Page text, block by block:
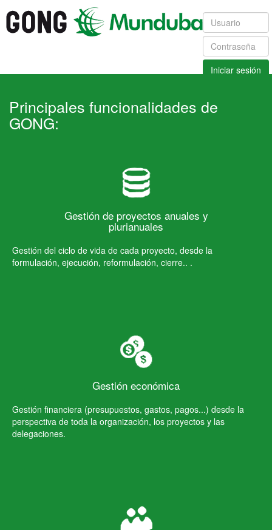
Iniciar sesión
Principales funcionalidades de
GONG:
Gestión de proyectos anuales y
plurianuales
Gestión del ciclo de vida de cada proyecto, desde la
formulación, ejecución, reformulación, cierre.. .
Gestión económica
Gestión financiera (presupuestos, gastos, pagos...) desde la
perspectiva de toda la organización, los proyectos y las
delegaciones.